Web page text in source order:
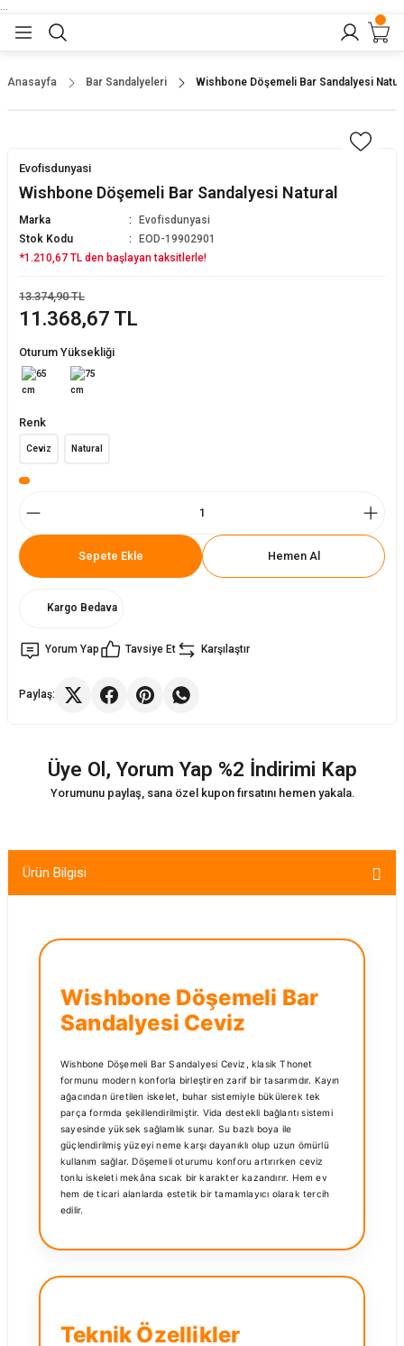
Takımları
Sandalye
Anasayfa Bar Sandalyeleri Wishbone Döşemeli Bar Sandalyesi
Evofisdunyasi
Wishbone Döşemeli Bar Sandalyesi Natural
Marka
Evofisdunyasi
Stok Kodu
EOD-19902901
*1.210,67 TL den başlayan taksitlerle!
11.368,67 TL
13.374,90 TL
Oturum Yüksekliği
Renk
Ceviz Natural
Sepete Ekle Hemen Al
Kargo Bedava
Yorum Yap Tavsiye Et Karşılaştır
Paylaş:
Üye Ol, Yorum Yap %2 İndirimi Kap
Yorumunu paylaş, sana özel kupon fırsatını hemen yakala.
Ürün Bilgisi
Wishbone Döşemeli Bar
Sandalyesi Ceviz
Wishbone Döşemeli Bar Sandalyesi Ceviz, klasik Thonet
formunu modern konforla birleştiren zarif bir tasarımdır. Kayın
ağacından üretilen iskelet, buhar sistemiyle bükülerek tek
parça formda şekillendirilmiştir. Vida destekli bağlantı sistemi
sayesinde yüksek sağlamlık sunar. Su bazlı boya ile
güçlendirilmiş yüzeyi neme karşı dayanıklı olup uzun ömürlü
kullanım sağlar. Döşemeli oturumu konforu artırırken ceviz
tonlu iskeleti mekâna sıcak bir karakter kazandırır. Hem ev
hem de ticari alanlarda estetik bir tamamlayıcı olarak tercih
edilir.
Teknik Özellikler